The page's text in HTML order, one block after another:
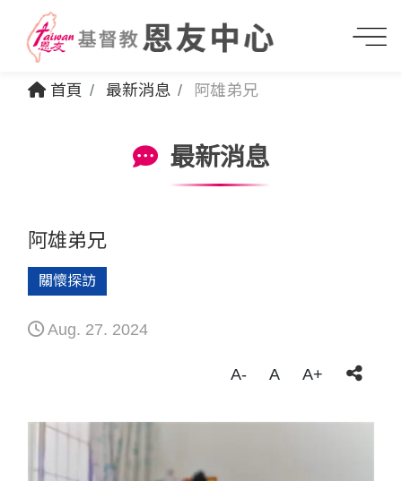
首頁 最新消息 阿雄弟兄
最新消息
阿雄弟兄
關懷探訪
Aug. 27. 2024
A- A A+